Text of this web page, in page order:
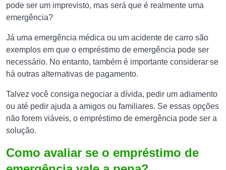
pode ser um imprevisto, mas será que é realmente uma
emergência?
Já uma emergência médica ou um acidente de carro são
exemplos em que o empréstimo de emergência pode ser
necessário. No entanto, também é importante considerar se
há outras alternativas de pagamento.
Talvez você consiga negociar a dívida, pedir um adiamento
ou até pedir ajuda a amigos ou familiares. Se essas opções
não forem viáveis, o empréstimo de emergência pode ser a
solução.
Como avaliar se o empréstimo de